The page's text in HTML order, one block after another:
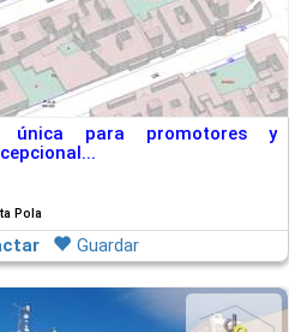
única para promotores y
Pola
Guardar